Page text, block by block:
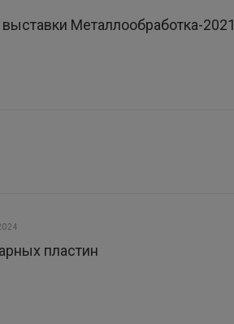
Металлообработка-2021
пластин